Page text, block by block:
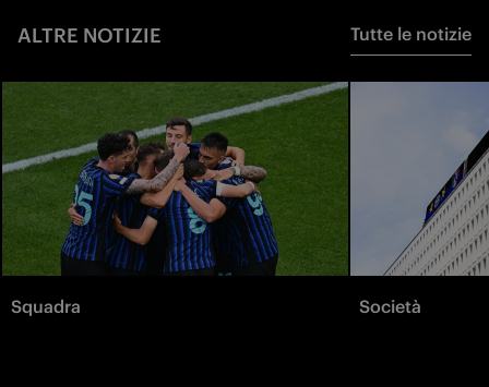
ALTRE NOTIZIE Tutte le notizie
Squadra Società